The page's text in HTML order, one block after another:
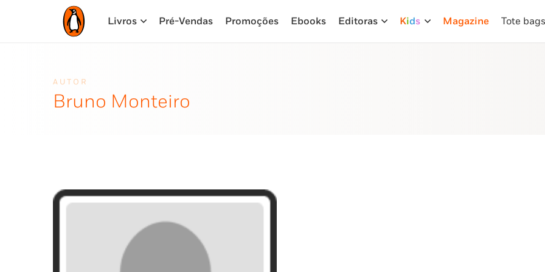
Livros Pré-Vendas Promoções Ebooks Editoras Kids Magazine Tote bags
AUTOR
Bruno Monteiro